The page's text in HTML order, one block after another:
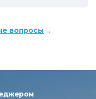
вопросы